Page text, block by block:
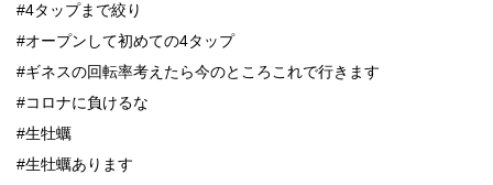
#4タップまで絞り
#オープンして初めての4タップ
#ギネスの回転率考えたら今のところこれで行きます
#コロナに負けるな
#生牡蠣
#生牡蠣あります